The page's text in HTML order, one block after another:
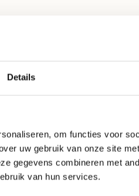
Details
om functies voor
uw gebruik van onze site
gegevens combineren met
van hun services.